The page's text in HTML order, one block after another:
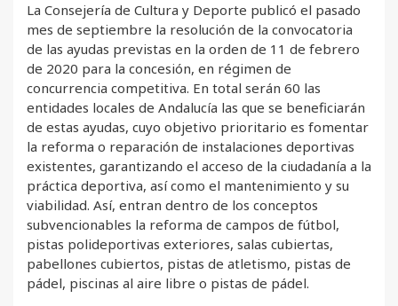
La Consejería de Cultura y Deporte publicó el pasado
mes de septiembre la resolución de la convocatoria
de las ayudas previstas en la orden de 11 de febrero
de 2020 para la concesión, en régimen de
concurrencia competitiva. En total serán 60 las
entidades locales de Andalucía las que se beneficiarán
de estas ayudas, cuyo objetivo prioritario es fomentar
la reforma o reparación de instalaciones deportivas
existentes, garantizando el acceso de la ciudadanía a la
práctica deportiva, así como el mantenimiento y su
viabilidad. Así, entran dentro de los conceptos
subvencionables la reforma de campos de fútbol,
pistas polideportivas exteriores, salas cubiertas,
pabellones cubiertos, pistas de atletismo, pistas de
pádel, piscinas al aire libre o pistas de pádel.